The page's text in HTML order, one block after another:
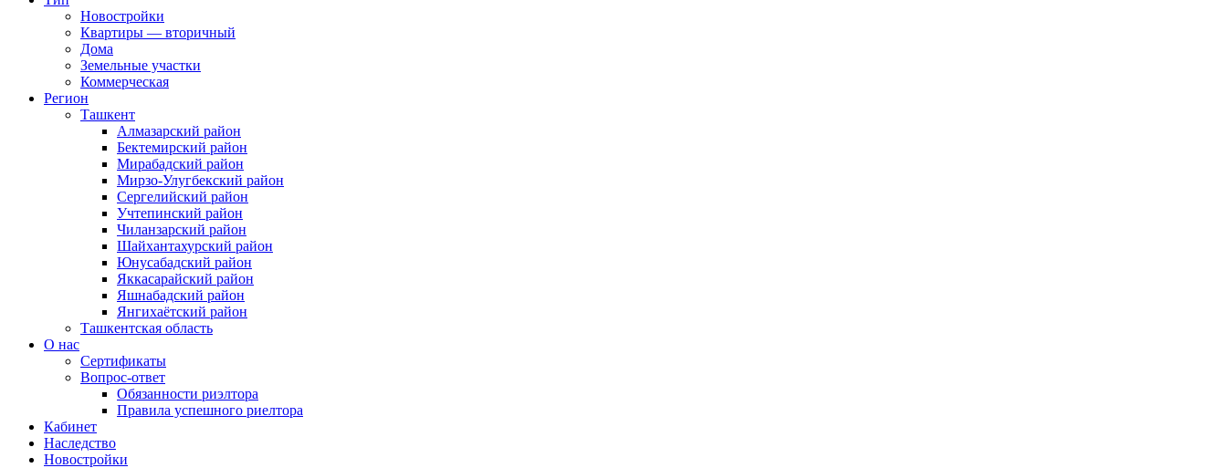
Новостройки
Квартиры — вторичный
Дома
Земельные участки
Коммерческая
Регион
Ташкент
Алмазарский район
Бектемирский район
Мирабадский район
Мирзо-Улугбекский район
Сергелийский район
Учтепинский район
Чиланзарский район
Шайхантахурский район
Юнусабадский район
Яккасарайский район
Яшнабадский район
Янгихаётский район
Ташкентская область
О нас
Сертификаты
Вопрос-ответ
Обязанности риэлтора
Правила успешного риелтора
Кабинет
Наследство
Новостройки